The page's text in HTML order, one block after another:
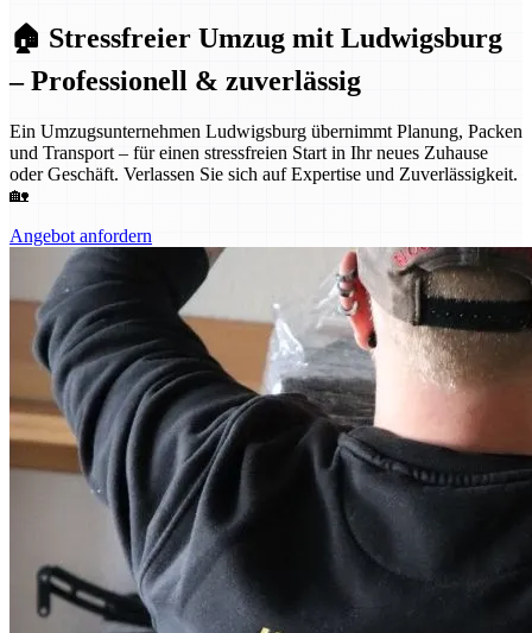
🏠 Stressfreier Umzug mit Ludwigsburg
– Professionell & zuverlässig
Ein Umzugsunternehmen Ludwigsburg übernimmt Planung, Packen
und Transport – für einen stressfreien Start in Ihr neues Zuhause
oder Geschäft. Verlassen Sie sich auf Expertise und Zuverlässigkeit.
🏡
Angebot anfordern